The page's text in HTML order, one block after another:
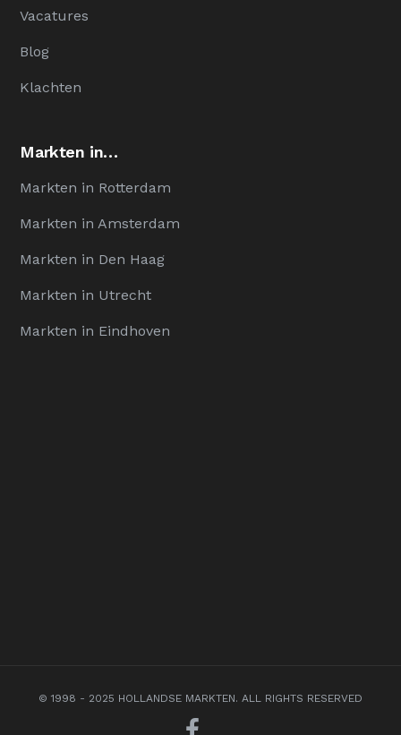
Vacatures
Blog
Klachten
Markten in…
Markten in Rotterdam
Markten in Amsterdam
Markten in Den Haag
Markten in Utrecht
Markten in Eindhoven
© 1998 - 2025 HOLLANDSE MARKTEN. ALL RIGHTS RESERVED